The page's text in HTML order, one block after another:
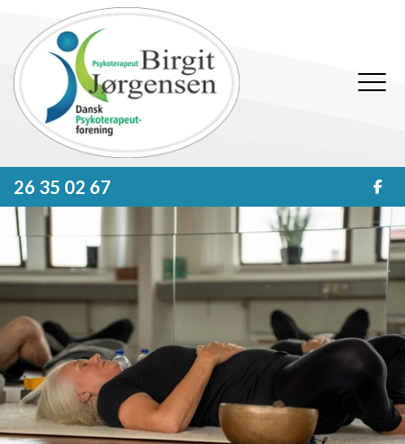
hovedindhold
26 35 02 67